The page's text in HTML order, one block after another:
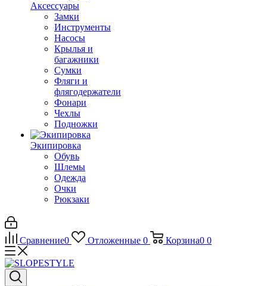
Аксессуары
Замки
Инструменты
Насосы
Крылья и
багажники
Сумки
Фляги и
флягодержатели
Фонари
Чехлы
Подножки
Экипировка
Обувь
Шлемы
Одежда
Очки
Рюкзаки
Сравнение0 Отложенные 0 Корзина0 0